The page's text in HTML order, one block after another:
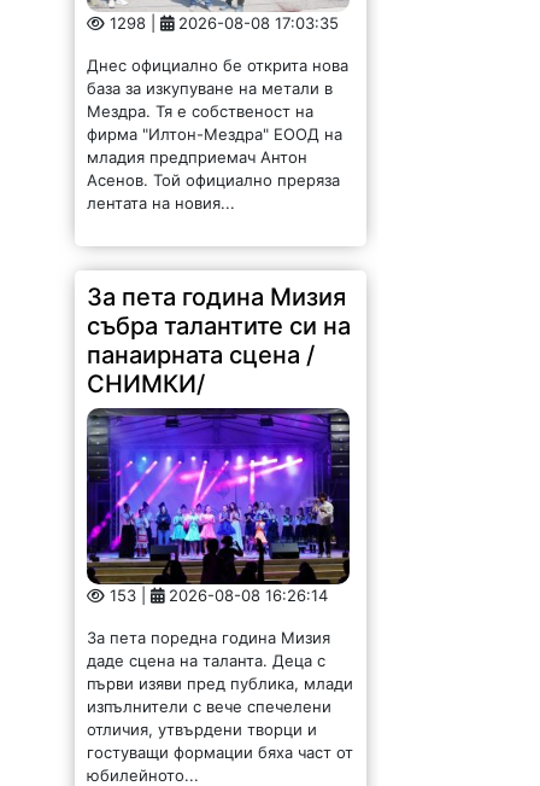
1298 | 2026-08-08 17:03:35
Днес официално бе открита нова
база за изкупуване на метали в
Мездра. Тя е собственост на
фирма "Илтон-Мездра" ЕООД на
младия предприемач Антон
Асенов. Той официално преряза
лентата на новия...
За пета година Мизия
събра талантите си на
панаирната сцена /
СНИМКИ/
153 | 2026-08-08 16:26:14
За пета поредна година Мизия
даде сцена на таланта. Деца с
първи изяви пред публика, млади
изпълнители с вече спечелени
отличия, утвърдени творци и
гостуващи формации бяха част от
юбилейното...